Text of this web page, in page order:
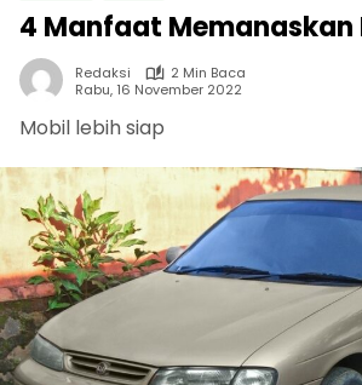
4 Manfaat Memanaskan
Redaksi
2 Min Baca
Rabu, 16 November 2022
Mobil lebih siap